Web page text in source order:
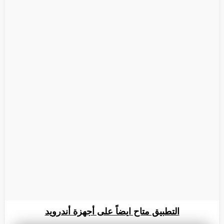
التطبيق متاح ايضاً على أجهزة أندرويد